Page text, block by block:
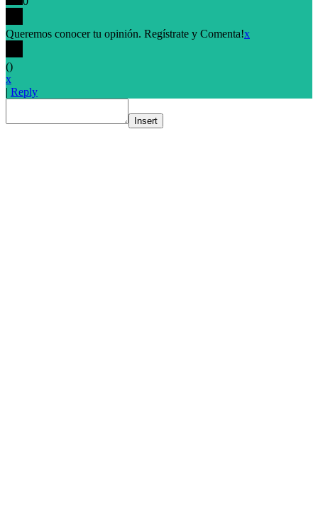
Queremos conocer tu opinión. Regístrate y Comenta!x
()
x
| Reply
Insert